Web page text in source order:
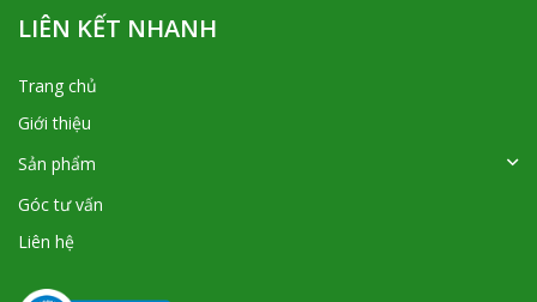
LIÊN KẾT NHANH
Trang chủ
Giới thiệu
Sản phẩm
Góc tư vấn
Liên hệ